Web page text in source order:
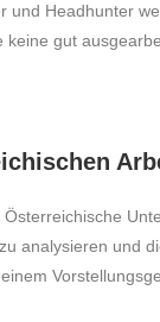
und Headhunter
keine gut
analysieren und